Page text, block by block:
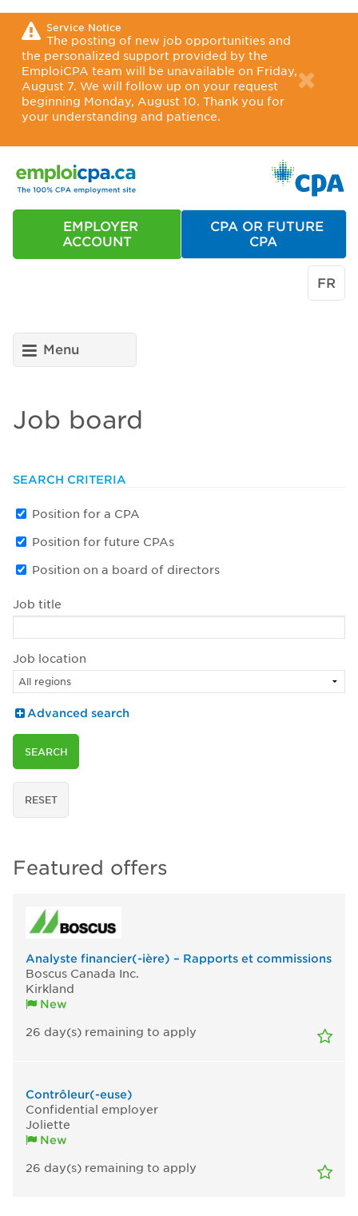
Service Notice
The posting of new job opportunities and
the personalized support provided by the
EmploiCPA team will be unavailable on Friday,
August 7. We will follow up on your request
beginning Monday, August 10. Thank you for
your understanding and patience.
EMPLOYER
ACCOUNT
CPA OR FUTURE
CPA
FR
Menu
Job board
SEARCH CRITERIA
Position for a CPA
Position for future CPAs
Position on a board of directors
Job title
Job location
Advanced search
SEARCH
RESET
Featured offers
Analyste financier(-ière) – Rapports et commissions
Boscus Canada Inc.
Kirkland
New
26 day(s) remaining to apply
Contrôleur(-euse)
Confidential employer
Joliette
New
26 day(s) remaining to apply